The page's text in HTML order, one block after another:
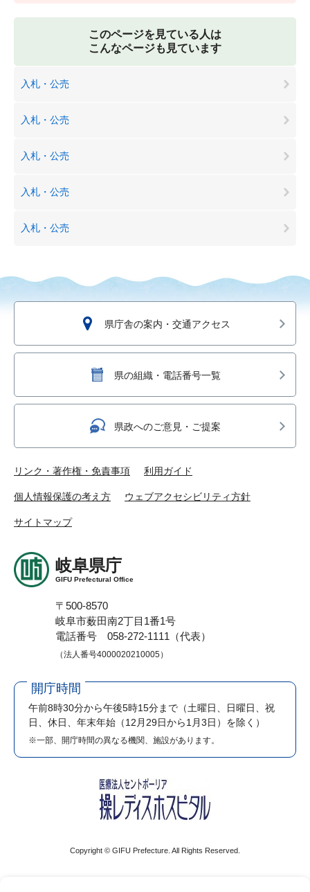
このページを見ている人は
こんなページも見ています
入札・公売
入札・公売
入札・公売
入札・公売
入札・公売
県庁舎の案内・交通アクセス
県の組織・電話番号一覧
県政へのご意見・ご提案
リンク・著作権・免責事項 利用ガイド
個人情報保護の考え方 ウェブアクセシビリティ方針
サイトマップ
岐阜県庁
GIFU Prefectural Office
〒500-8570
岐阜市薮田南2丁目1番1号
電話番号 058-272-1111（代表）
（法人番号4000020210005）
開庁時間
午前8時30分から午後5時15分まで （土曜日、日曜日、祝
日、休日、年末年始（12月29日から1月3日）を除く）
※一部、開庁時間の異なる機関、施設があります。
Copyright © GIFU Prefecture. All Rights Reserved.